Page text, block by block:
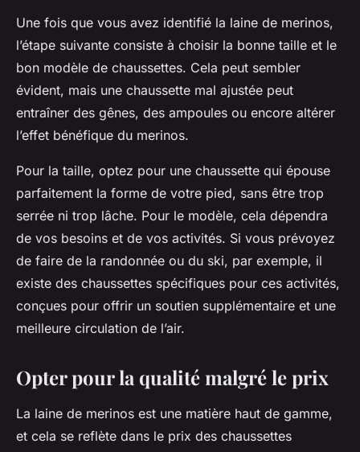
Une fois que vous avez identifié la laine de merinos,
l’étape suivante consiste à choisir la bonne taille et le
bon modèle de chaussettes. Cela peut sembler
évident, mais une chaussette mal ajustée peut
entraîner des gênes, des ampoules ou encore altérer
l’effet bénéfique du merinos.
Pour la taille, optez pour une chaussette qui épouse
parfaitement la forme de votre pied, sans être trop
serrée ni trop lâche. Pour le modèle, cela dépendra
de vos besoins et de vos activités. Si vous prévoyez
de faire de la randonnée ou du ski, par exemple, il
existe des chaussettes spécifiques pour ces activités,
conçues pour offrir un soutien supplémentaire et une
meilleure circulation de l’air.
Opter pour la qualité malgré le prix
La laine de merinos est une matière haut de gamme,
et cela se reflète dans le prix des chaussettes